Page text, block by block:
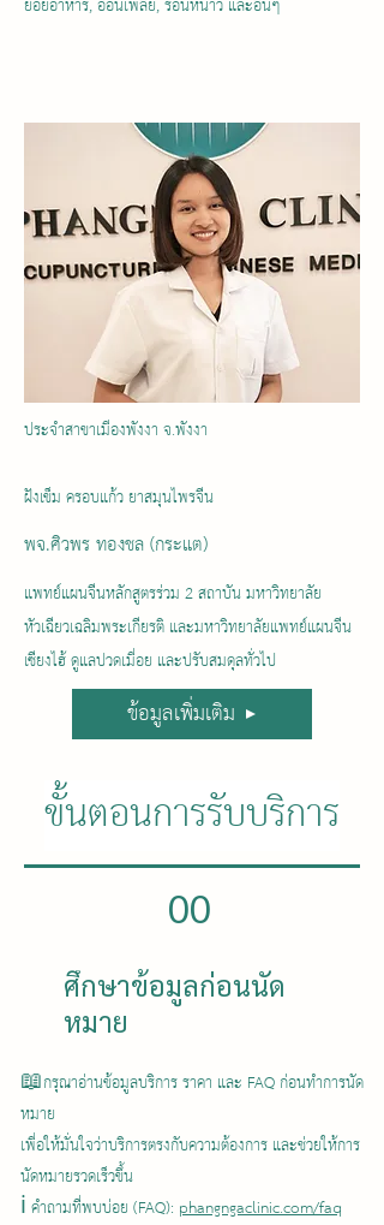
ประจำสาขาเมืองพังงา จ.พังงา
ฝังเข็ม ครอบแก้ว ยาสมุนไพรจีน
พจ.ศิวพร ทองชล (กระแต)
แพทย์แผนจีนหลักสูตรร่วม 2 สถาบัน มหาวิทยาลัย
หัวเฉียวเฉลิมพระเกียรติ และมหาวิทยาลัยแพทย์แผนจีน
เซียงไฮ้ ดูแลปวดเมื่อย และปรับสมดุลทั่วไป
ข้อมูลเพิ่มเติม
ขั้นตอนการรับบริการ
00
ศึกษาข้อมูลก่อนนัด
หมาย
📖กรุณาอ่านข้อมูลบริการ ราคา และ FAQ ก่อนทำการนัด
หมาย
เพื่อให้มั่นใจว่าบริการตรงกับความต้องการ และช่วยให้การ
นัดหมายรวดเร็วขึ้น
ℹ️ คำถามที่พบบ่อย (FAQ): phangngaclinic.com/faq